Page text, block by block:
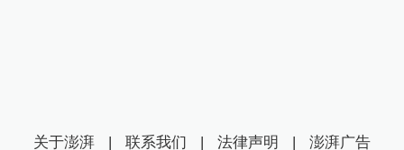
关于澎湃 | 联系我们 | 法律声明 | 澎湃广告